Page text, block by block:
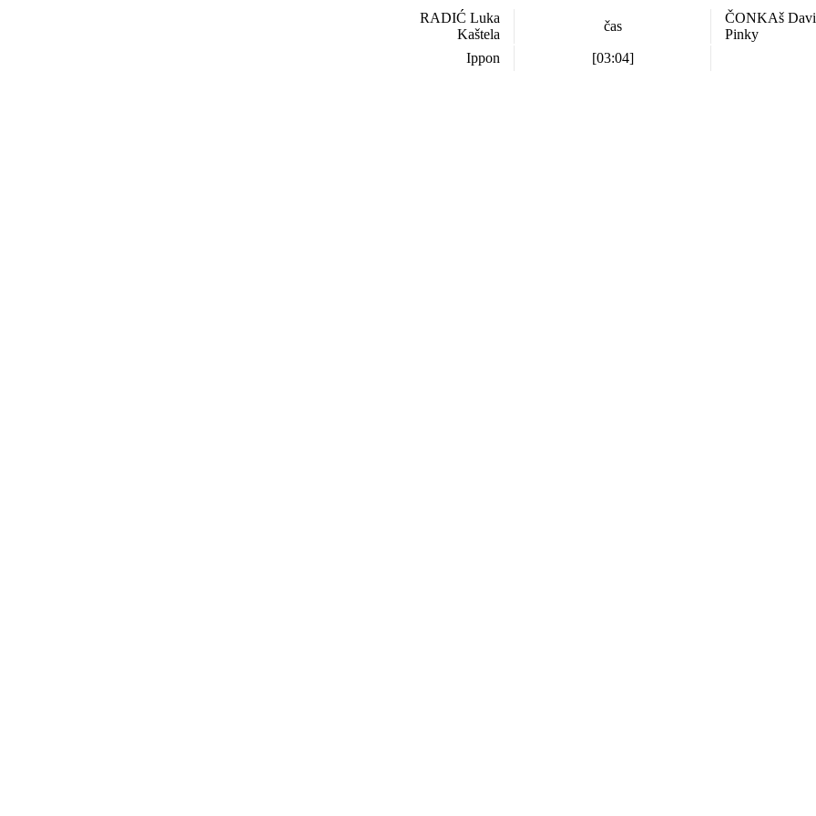
RADIĆ Luka
Kaštela
čas
ČONKAš
Pinky
Ippon
[03:04]